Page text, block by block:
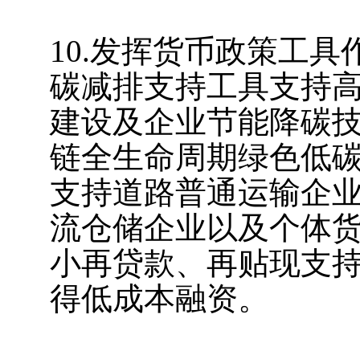
10.发挥货币政策工具
碳减排支持工具支持
建设及企业节能降碳
链全生命周期绿色低
支持道路普通运输企
流仓储企业以及个体
小再贷款、再贴现支
得低成本融资。